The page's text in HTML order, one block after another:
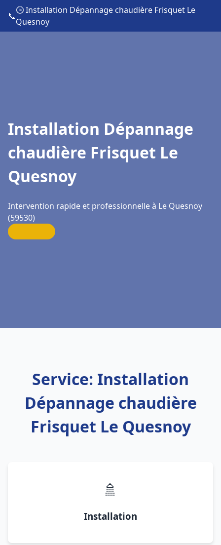
📞
🕒 Installation Dépannage chaudière Frisquet Le
Quesnoy
Installation Dépannage
chaudière Frisquet Le
Quesnoy
Intervention rapide et professionnelle à Le Quesnoy
(59530)
Service: Installation
Dépannage chaudière
Frisquet Le Quesnoy
🚿
Installation